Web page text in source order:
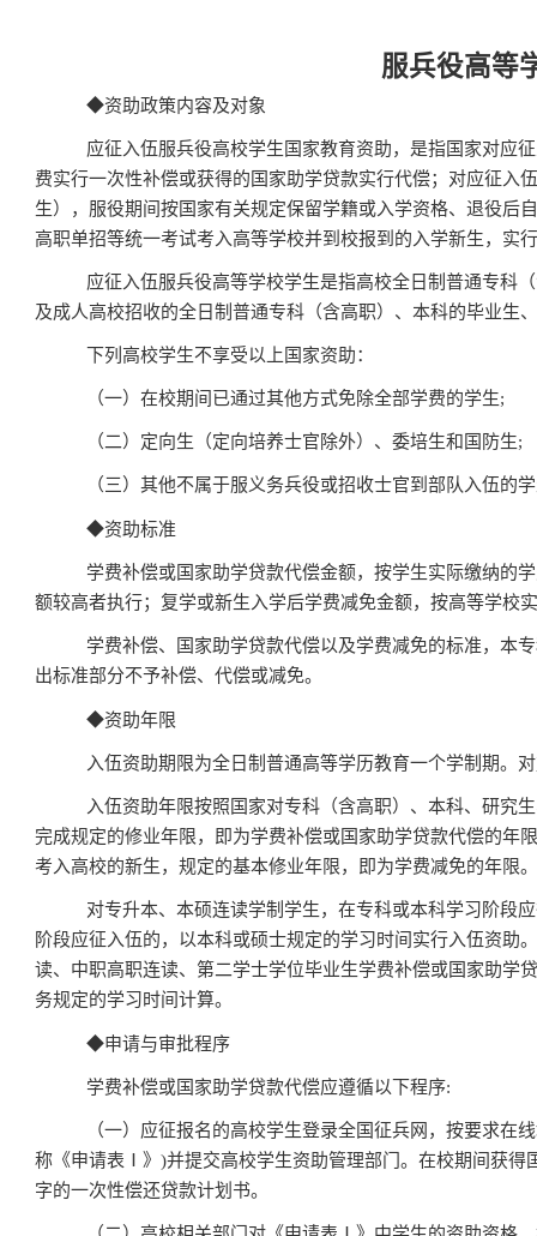
服兵役高等
◆资助政策内容及对象
应征入伍服兵役高校学生国家教育资助，是指国家对应
费实行一次性补偿或获得的国家助学贷款实行代偿；对应征入
生），服役期间按国家有关规定保留学籍或入学资格、退役后
高职单招等统一考试考入高等学校并到校报到的入学新生，实
应征入伍服兵役高等学校学生是指高校全日制普通专科
及成人高校招收的全日制普通专科（含高职）、本科的毕业生
下列高校学生不享受以上国家资助：
（一）在校期间已通过其他方式免除全部学费的学生;
（二）定向生（定向培养士官除外）、委培生和国防生;
（三）其他不属于服义务兵役或招收士官到部队入伍的
◆资助标准
学费补偿或国家助学贷款代偿金额，按学生实际缴纳的
额较高者执行；复学或新生入学后学费减免金额，按高等学校
学费补偿、国家助学贷款代偿以及学费减免的标准，本
出标准部分不予补偿、代偿或减免。
◆资助年限
入伍资助期限为全日制普通高等学历教育一个学制期。
入伍资助年限按照国家对专科（含高职）、本科、研究
完成规定的修业年限，即为学费补偿或国家助学贷款代偿的年
考入高校的新生，规定的基本修业年限，即为学费减免的年限。
对专升本、本硕连读学制学生，在专科或本科学习阶段
阶段应征入伍的，以本科或硕士规定的学习时间实行入伍资助
读、中职高职连读、第二学士学位毕业生学费补偿或国家助学
务规定的学习时间计算。
◆申请与审批程序
学费补偿或国家助学贷款代偿应遵循以下程序:
（一）应征报名的高校学生登录全国征兵网，按要求在
称《申请表
》 )并提交高校学生资助管理部门。在校期间获
字的一次性偿还贷款计划书。